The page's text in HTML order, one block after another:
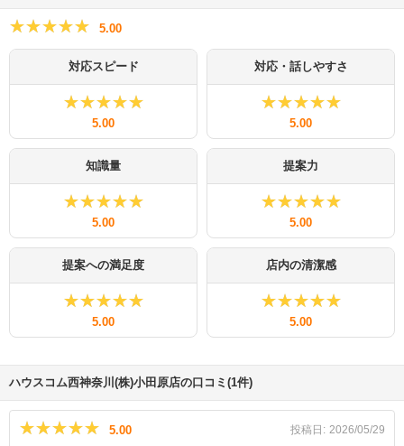
★★★★★
★★★★★ 5.00
対応スピード
★★★★★
★★★★★
5.00
対応・話しやすさ
★★★★★
★★★★★
5.00
知識量
★★★★★
★★★★★
5.00
提案力
★★★★★
★★★★★
5.00
提案への満足度
★★★★★
★★★★★
5.00
店内の清潔感
★★★★★
★★★★★
5.00
ハウスコム西神奈川(株)小田原店の口コミ(1件)
★★★★★
★★★★★ 5.00 投稿日: 2026/05/29